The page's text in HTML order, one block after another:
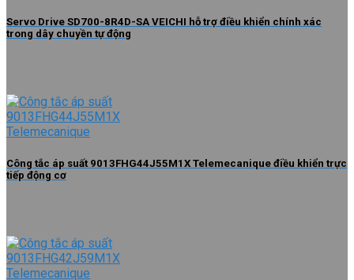
Servo Drive SD700-8R4D-SA VEICHI hỗ trợ điều khiển chính xác
trong dây chuyền tự động
Công tắc áp suất 9013FHG44J55M1X Telemecanique điều khiển trực
tiếp động cơ